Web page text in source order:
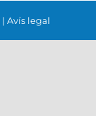
| Avís legal